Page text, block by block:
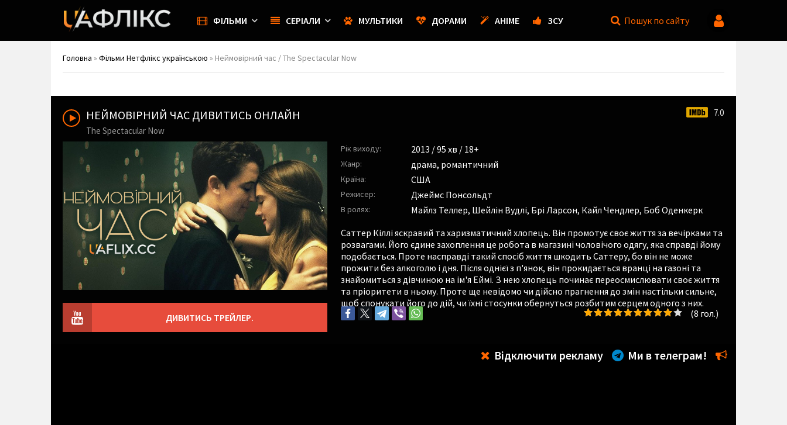
ФІЛЬМИ СЕРІАЛИ МУЛЬТИКИ ДОРАМИ АНІМЕ ЗСУ Пошук по сайту
Головна » Фільми Нетфлікс українською » Неймовірний час / The Spectacular Now
НЕЙМОВІРНИЙ ЧАС ДИВИТИСЬ ОНЛАЙН
The Spectacular Now
7.0
Рік виходу: 2013 / 95 хв / 18+
Жанр: драма, романтичний
Країна: США
Режисер: Джеймс Понсольдт
В ролях: Майлз Теллер, Шейлін Вудлі, Брі Ларсон, Кайл Чендлер, Боб Оденкерк
Саттер Кіллі яскравий та харизматичний хлопець. Він промотує своє життя за вечірками та
розвагами. Його єдине захоплення це робота в магазині чоловічого одягу, яка справді йому
подобається. Проте насправді такий спосіб життя шкодить Саттеру, бо він не може
прожити без алкоголю і дня. Після однієї з п'янок, він прокидається вранці на газоні та
знайомиться з дівчиною на ім'я Еймі. З нею хлопець починає переосмислювати своє життя
та пріоритети в ньому. Проте ще невідомо чи дійсно прагнення до змін настільки сильне,
щоб спонукати його до дій, чи їхні стосунки обернуться розбитим серцем одного з них.
ДИВИТИСЬ ТРЕЙЛЕР.
(8 гол.)
Відключити рекламу Ми в телеграм!